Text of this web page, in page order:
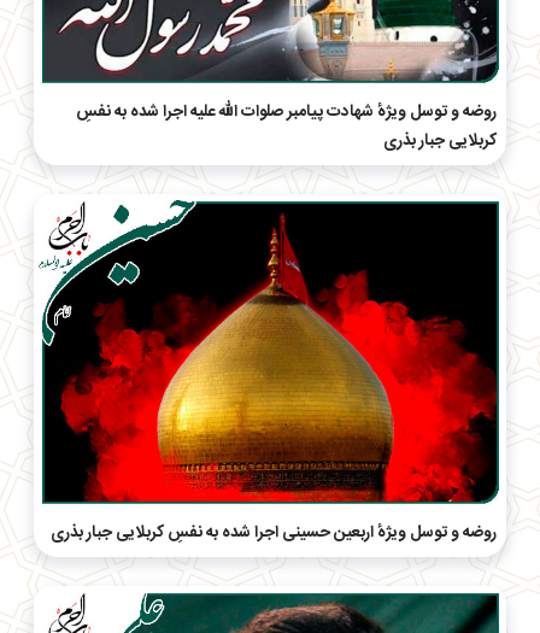
روضه و توسل ویژهٔ شهادت پیامبر صلوات الله علیه اجرا شده به نفسِ
کربلایی جبار بذری
روضه و توسل ویژهٔ اربعین حسینی اجرا شده به نفسِ کربلایی جبار بذری